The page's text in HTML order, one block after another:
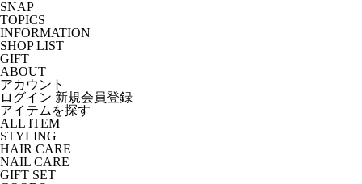
SNAP
TOPICS
INFORMATION
SHOP LIST
GIFT
ABOUT
アカウント
ログイン 新規会員登録
アイテムを探す
ALL ITEM
STYLING
HAIR CARE
NAIL CARE
GIFT SET